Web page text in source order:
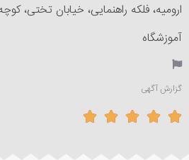
ارومیه، فلکه راهنمایی، خیابان تختی،
آموزشگاه
گزارش آگهی




